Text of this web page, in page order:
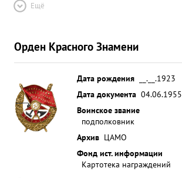
Ещё
Орден Красного Знамени
Дата рождения
__.__.1923
Дата документа 04.06.1955
Воинское звание
подполковник
Архив ЦАМО
Фонд ист. информации
Картотека награждений